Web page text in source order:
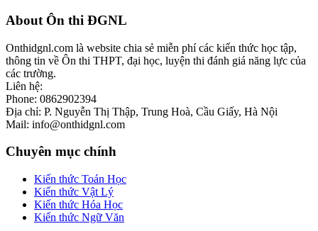
Footer
About Ôn thi ĐGNL
Onthidgnl.com là website chia sẻ miễn phí các kiến thức học tập,
thông tin về Ôn thi THPT, đại học, luyện thi đánh giá năng lực của
các trường.
Liên hệ:
Phone: 0862902394
Địa chỉ: P. Nguyễn Thị Thập, Trung Hoà, Cầu Giấy, Hà Nội
Mail: info@onthidgnl.com
Chuyên mục chính
Kiến thức Toán Học
Kiến thức Vật Lý
Kiến thức Hóa Học
Kiến thức Ngữ Văn